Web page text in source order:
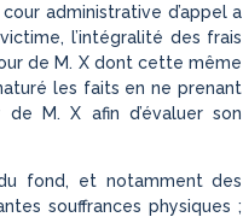
administrative d’appel a
l’intégralité des frais
de M. X dont cette même
les faits en ne prenant
M. X afin d’évaluer son
fond, et notamment des
souffrances physiques ;